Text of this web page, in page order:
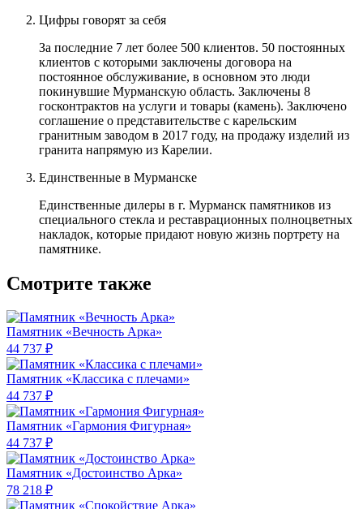
Цифры говорят за себя
За последние 7 лет более 500 клиентов. 50 постоянных
клиентов с которыми заключены договора на
постоянное обслуживание, в основном это люди
покинувшие Мурманскую область. Заключены 8
госконтрактов на услуги и товары (камень). Заключено
соглашение о представительстве с карельским
гранитным заводом в 2017 году, на продажу изделий из
гранита напрямую из Карелии.
Единственные в Мурманске
Единственные дилеры в г. Мурманск памятников из
специального стекла и реставрационных полноцветных
накладок, которые придают новую жизнь портрету на
памятнике.
Смотрите также
Памятник «Вечность Арка»
44 737 ₽
Памятник «Классика c плечами»
44 737 ₽
Памятник «Гармония Фигурная»
44 737 ₽
Памятник «Достоинство Арка»
78 218 ₽